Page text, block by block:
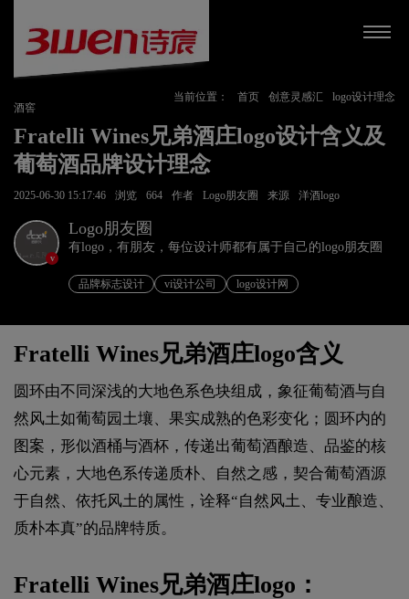
当前位置： 首页 创意灵感汇
logo设计理念
酒窖
Fratelli Wines兄弟酒庄logo设计含义及
葡萄酒品牌设计理念
2025-06-30 15:17:46 浏览 664 作者 Logo朋友圈 来源 洋酒logo
v
Logo朋友圈
有logo，有朋友，每位设计师都有属于自己的logo朋友圈
品牌标志设计 vi设计公司 logo设计网
Fratelli Wines兄弟酒庄logo含义
圆环由不同深浅的大地色系色块组成，象征葡萄酒与自
然风土如葡萄园土壤、果实成熟的色彩变化；圆环内的
图案，形似酒桶与酒杯，传递出葡萄酒酿造、品鉴的核
心元素，大地色系传递质朴、自然之感，契合葡萄酒源
于自然、依托风土的属性，诠释“自然风土、专业酿造、
质朴本真”的品牌特质。
Fratelli Wines兄弟酒庄logo：